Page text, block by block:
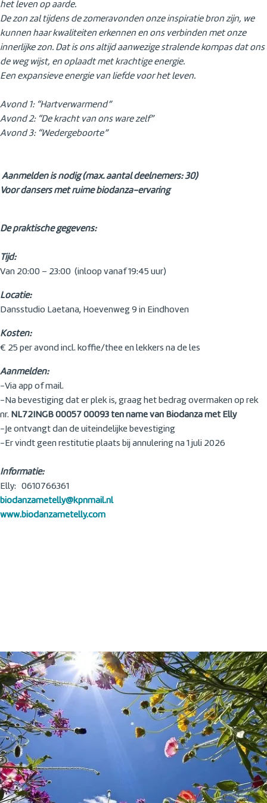
het leven op aarde.
De zon zal tijdens de zomeravonden onze inspiratie bron zijn, we
kunnen haar kwaliteiten erkennen en ons verbinden met onze
innerlijke zon. Dat is ons altijd aanwezige stralende kompas dat ons
de weg wijst, en oplaadt met krachtige energie.
Een expansieve energie van liefde voor het leven.
Avond 1: “Hartverwarmend”
Avond 2: “De kracht van ons ware zelf”
Avond 3: “Wedergeboorte”
Aanmelden is nodig (max. aantal deelnemers: 30)
Voor dansers met ruime biodanza-ervaring
De praktische gegevens:
Tijd:
Van 20:00 – 23:00 (inloop vanaf 19:45 uur)
Locatie:
Dansstudio Laetana, Hoevenweg 9 in Eindhoven
Kosten:
€ 25 per avond incl. koffie/thee en lekkers na de les
Aanmelden:
-Via app of mail.
-Na bevestiging dat er plek is, graag het bedrag overmaken op rek
nr. NL72INGB 00057 00093 ten name van Biodanza met Elly
-Je ontvangt dan de uiteindelijke bevestiging
-Er vindt geen restitutie plaats bij annulering na 1 juli 2026
Informatie:
Elly: 0610766361
biodanzametelly@kpnmail.nl
www.biodanzametelly.com